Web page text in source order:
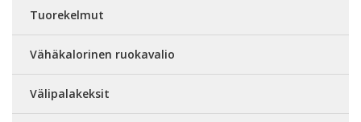
Tuorekelmut
Vähäkalorinen ruokavalio
Välipalakeksit